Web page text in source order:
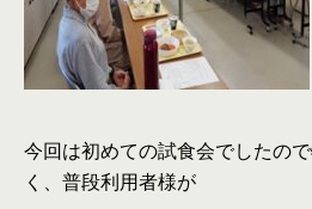
今回は初めての試食会でしたの
く、普段利用者様が